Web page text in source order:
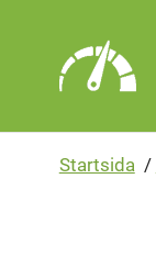
Startsida /